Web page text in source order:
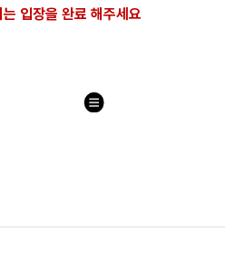
입장을 완료 해주세요
목